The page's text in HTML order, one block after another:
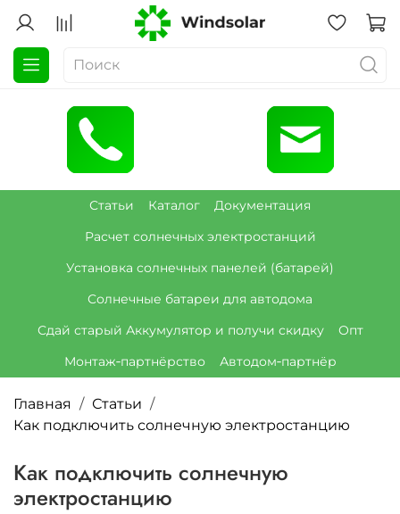
Статьи Каталог
Документация
Расчет солнечных электростанций
Установка солнечных панелей (батарей)
Солнечные батареи для автодома
Сдай старый Аккумулятор и получи скидку
Опт
Монтаж‑партнёрство
Автодом‑партнёр
Главная
Статьи
Как подключить солнечную электростанцию
Как подключить солнечную
электростанцию